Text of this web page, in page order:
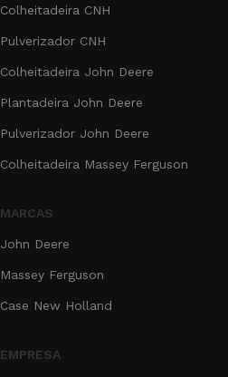
Colheitadeira CNH
Pulverizador CNH
Colheitadeira John Deere
Plantadeira John Deere
Pulverizador John Deere
Colheitadeira Massey Ferguson
MARCAS
John Deere
Massey Ferguson
Case New Holland
EMPRESA